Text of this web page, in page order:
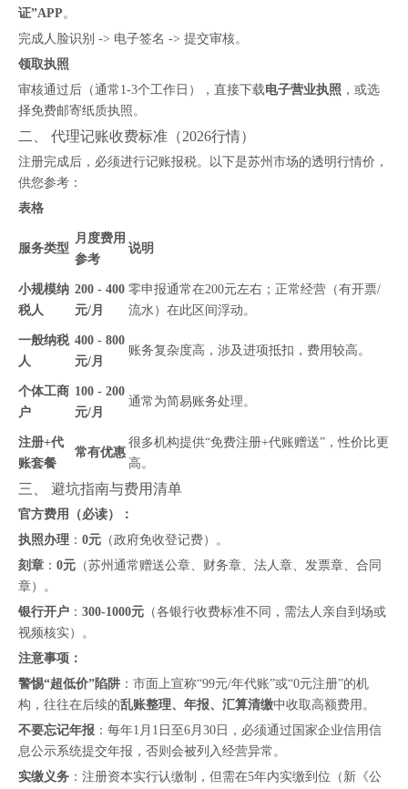
证”APP 。
完成人脸识别 -> 电子签名 -> 提交审核。
领取执照
审核通过后（通常1-3个工作日），直接下载 电子营业执照 ，或选
择免费邮寄纸质执照。
二、 代理记账收费标准（2026行情）
注册完成后，必须进行记账报税。以下是苏州市场的透明行情价，
供您参考：
表格
服务类型
月度费用
参考
说明
小规模纳
税人
200 - 400
元/月
零申报通常在200元左右；正常经营（有开票/
流水）在此区间浮动。
一般纳税
人
400 - 800
元/月
账务复杂度高，涉及进项抵扣，费用较高。
个体工商
户
100 - 200
元/月
通常为简易账务处理。
注册+代
账套餐
常有优惠
很多机构提供“免费注册+代账赠送”，性价比更
高。
三、 避坑指南与费用清单
官方费用（必读）：
执照办理 ： 0元 （政府免收登记费）。
刻章 ： 0元 （苏州通常赠送公章、财务章、法人章、发票章、合同
章）。
银行开户 ： 300-1000元 （各银行收费标准不同，需法人亲自到场或
视频核实）。
注意事项：
警惕“超低价”陷阱 ：市面上宣称“99元/年代账”或“0元注册”的机
构，往往在后续的乱账整理、年报、汇算清缴中收取高额费用。
不要忘记年报 ：每年1月1日至6月30日，必须通过国家企业信用信
息公示系统提交年报，否则会被列入经营异常。
实缴义务 ：注册资本实行认缴制，但需在5年内实缴到位（新《公